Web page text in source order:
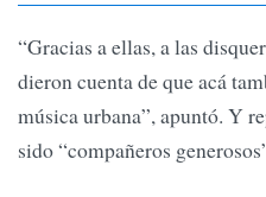
“Gracias a ellas, a las
dieron cuenta de que acá
música urbana”, apuntó. Y
sido “compañeros